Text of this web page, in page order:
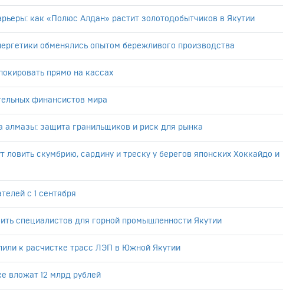
как «Полюс Алдан» растит золотодобытчиков в Якутии
обменялись опытом бережливого производства
прямо на кассах
финансистов мира
алмазы: защита гранильщиков и риск для рынка
ловить скумбрию, сардину и треску у берегов японских Хоккайдо и
с 1 сентября
специалистов для горной промышленности Якутии
к расчистке трасс ЛЭП в Южной Якутии
вложат 12 млрд рублей